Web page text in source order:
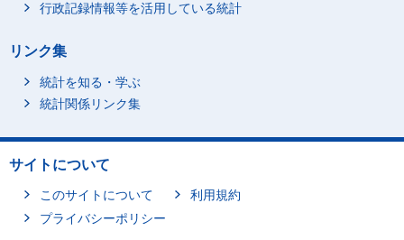
行政記録情報等を活用している統計
リンク集
統計を知る・学ぶ
統計関係リンク集
サイトについて
このサイトについて
利用規約
プライバシーポリシー